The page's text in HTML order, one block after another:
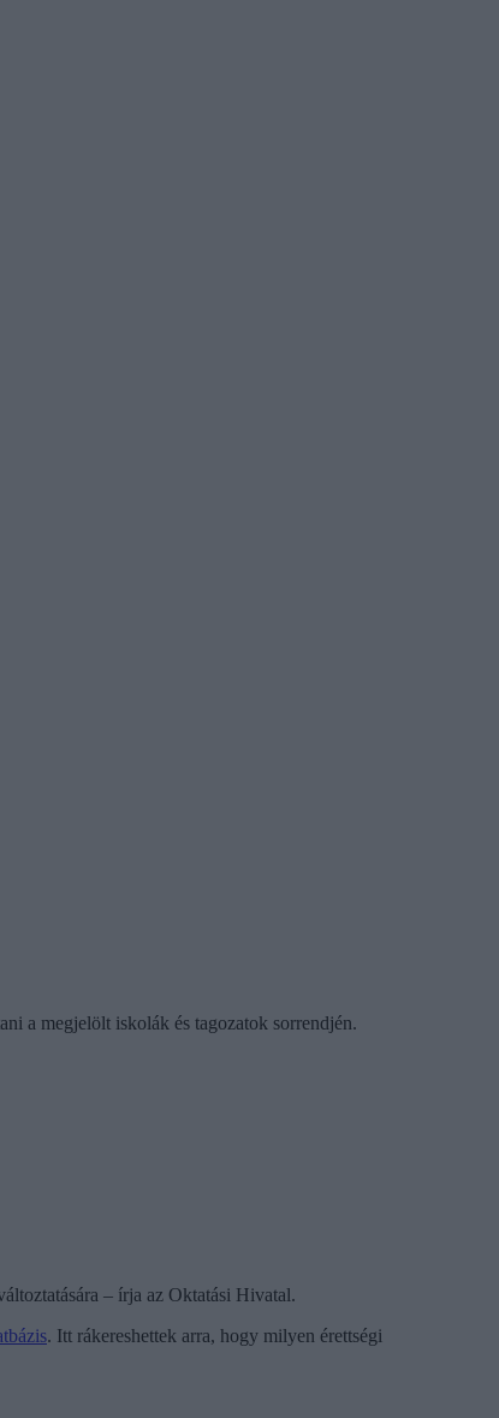
a megjelölt iskolák és tagozatok sorrendjén.
– írja az Oktatási Hivatal.
. Itt rákereshettek arra, hogy milyen érettségi